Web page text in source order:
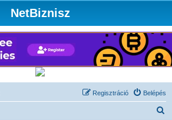
NetBiznisz
Belépés
Regisztráció